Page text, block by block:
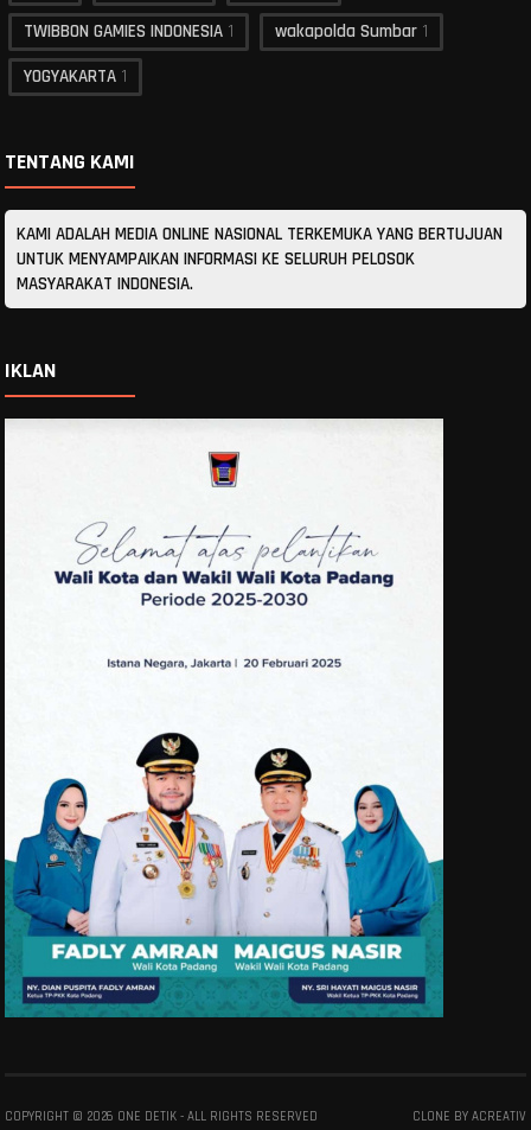
TWIBBON GAMIES INDONESIA 1 wakapolda Sumbar 1
YOGYAKARTA 1
TENTANG KAMI
KAMI ADALAH MEDIA ONLINE NASIONAL TERKEMUKA YANG BERTUJUAN
UNTUK MENYAMPAIKAN INFORMASI KE SELURUH PELOSOK
MASYARAKAT INDONESIA.
IKLAN
COPYRIGHT © 2026 ONE DETIK - ALL RIGHTS RESERVED CLONE BY ACREATIV